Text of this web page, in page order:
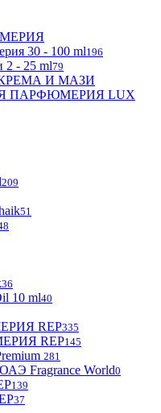
30 - 100 ml196
- 25 ml79
И МАЗИ
ПАРФЮМЕРИЯ LUX
209
51
36
10 ml40
REP335
REP145
281
Fragrance World0
139
37